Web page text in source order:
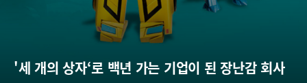
'세 개의 상자‘로 백년 가는 기업이 된 장난감 회사